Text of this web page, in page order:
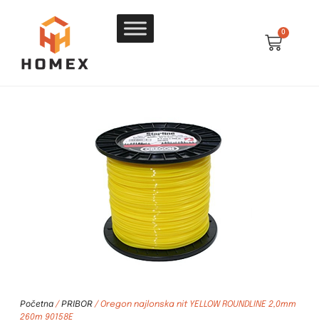
0
Početna/ PRIBOR/ Oregon najlonska nit YELLOW ROUNDLINE 2,0mm
260m 90158E